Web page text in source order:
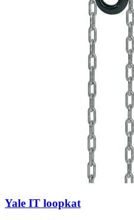
Yale IT loopkat